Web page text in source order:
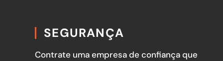
SEGURANÇA
Contrate uma empresa de confiança que